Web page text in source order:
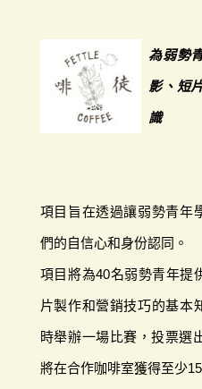
為弱勢
影、短
識
項目旨在透過讓弱勢青年
們的自信心和身份認同。
項目將為40名弱勢青年提
片製作和營銷技巧的基本
時舉辦一場比賽，投票選
將在合作咖啡室獲得至少